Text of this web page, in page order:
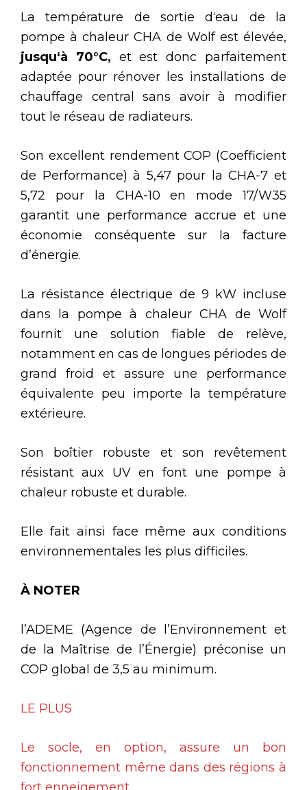
La température de sortie d‘eau de la
pompe à chaleur CHA de Wolf est élevée,
jusqu‘à 70°C, et est donc parfaitement
adaptée pour rénover les installations de
chauffage central sans avoir à modifier
tout le réseau de radiateurs.
Son excellent rendement COP (Coefficient
de Performance) à 5,47 pour la CHA-7 et
5,72 pour la CHA-10 en mode 17/W35
garantit une performance accrue et une
économie conséquente sur la facture
d’énergie.
La résistance électrique de 9 kW incluse
dans la pompe à chaleur CHA de Wolf
fournit une solution fiable de relève,
notamment en cas de longues périodes de
grand froid et assure une performance
équivalente peu importe la température
extérieure.
Son boîtier robuste et son revêtement
résistant aux UV en font une pompe à
chaleur robuste et durable.
Elle fait ainsi face même aux conditions
environnementales les plus difficiles.
À NOTER
l’ADEME (Agence de l’Environnement et
de la Maîtrise de l’Énergie) préconise un
COP global de 3,5 au minimum.
LE PLUS
Le socle, en option, assure un bon
fonctionnement même dans des régions à